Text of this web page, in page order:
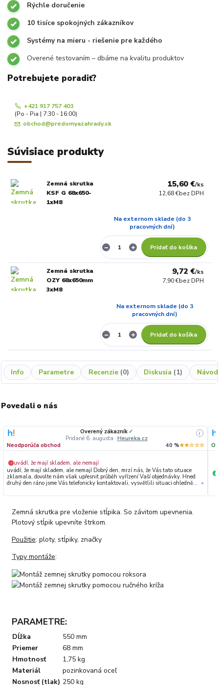
Rýchle doručenie
10 tisíce spokojných zákazníkov
Systémy na mieru - riešenie pre každého
Overené testovaním – dbáme na kvalitu produktov
Potrebujete poradiť?
+421 917 757 403
(Po - Pia | 7:30 - 16:00)
obchod@predomyazahrady.sk
Súvisiace produkty
Zemná skrutka
KSF G 68x650-
1xM8
15,60 €/ks
12,68 €bez DPH
Na externom sklade (do 3
pracovných dní)
Pridať do košíka
Zemná skrutka
OZY 68x650mm
3xM8
9,72 €/ks
7,90 €bez DPH
Na externom sklade (do 3
pracovných dní)
Pridať do košíka
Info Parametre Recenzie 0 Diskusia 1
Povedali o nás
Overený zákazník ✓
Pridané 6. augusta · Heureka.cz
i
Neodporúča obchod 40 %★★☆☆☆
− uvádí, že mají skladem, ale nemají
uvádí, že mají skladem, ale nemají Dobrý den, mrzí nás, že Vás tato situace
zklamala, dovolte nám však upřesnit průběh vyřízení Vaší objednávky. Hned
druhý den ráno jsme Vás telefonicky kontaktovali, vysvětlili situaci ohledně
dodavatele. Jelikož zboží nebylo k dispozici ani u něj, museli jsme objednávku
Zakládáme si na férovém a rychlém jednání. O to více nás mrzí, že i přes naši
okamžitou reakci, osobní telefonát a maximální snahu náš obchod
nedoporučujete. Věříme, že nám v budoucnu dáte příležitost přesvědčit Vás o
»
+
Zemná skrutka pre vloženie stĺpika. So závitom upevnenia.
Plotový stĺpik upevníte štrkom.
Použitie: ploty, stĺpiky, značky
Typy montáže:
PARAMETRE:
Dĺžka
550 mm
Priemer
68 mm
Hmotnosť
1,75 kg
Materiál
pozinkovaná oceľ
Nosnosť (tlak) 250 kg